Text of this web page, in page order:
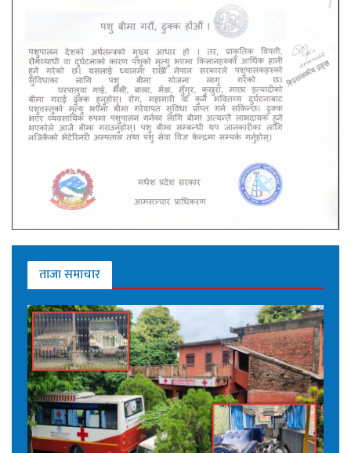
ताजा समाचार